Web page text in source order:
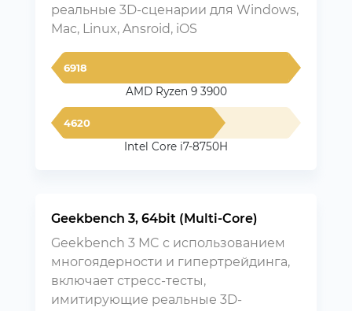
реальные 3D-сценарии для Windows,
Mac, Linux, Ansroid, iOS
6918
AMD Ryzen 9 3900
4620
Intel Core i7-8750H
Geekbench 3, 64bit (Multi-Core)
Geekbench 3 MC с использованием
многоядерности и гипертрейдинга,
включает стресс-тесты,
имитирующие реальные 3D-